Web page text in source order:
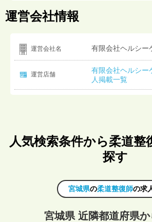
運営会社情報
運営会社名 有限会社ヘルシー
運営店舗
有限会社ヘルシー
人掲載一覧
人気検索条件から柔道整
探す
宮城県の柔道整復師の求
宮城県 近隣都道府県